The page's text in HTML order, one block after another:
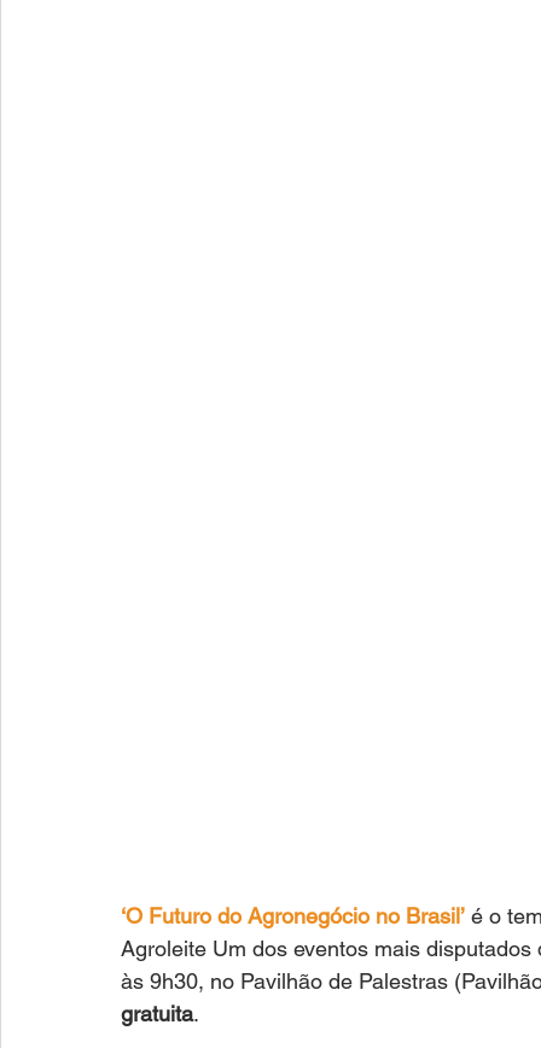
‘O Futuro do Agronegócio no Brasil’ é o
Agroleite Um dos eventos mais
às 9h30, no Pavilhão de Palestras
gratuita.